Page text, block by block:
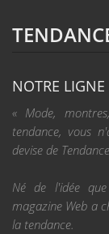
NOTRE LIGNE
« Mode,
tendance, vous
devise de
Né de l'idée
magazine Web a
la tendance.